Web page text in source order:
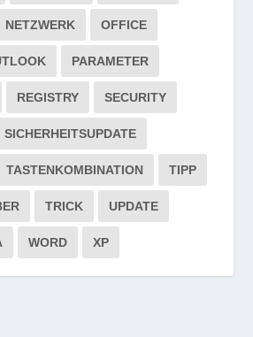
NETZWERK OFFICE
PARAMETER
REGISTRY SECURITY
SICHERHEITSUPDATE
TASTENKOMBINATION TIPP
TRICK UPDATE
WORD XP